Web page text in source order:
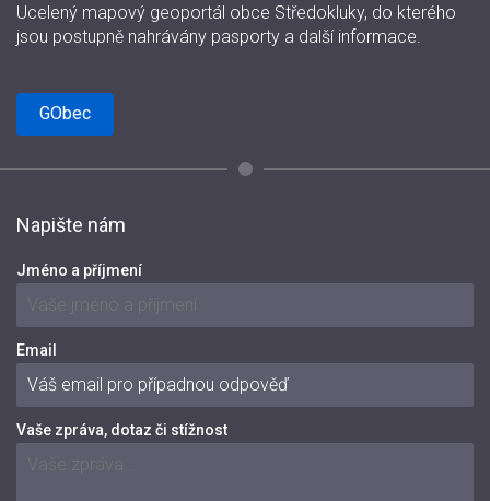
Ucelený mapový geoportál obce Středokluky, do kterého
jsou postupně nahrávány pasporty a další informace.
GObec
Napište nám
Jméno a příjmení
Email
Vaše zpráva, dotaz či stížnost